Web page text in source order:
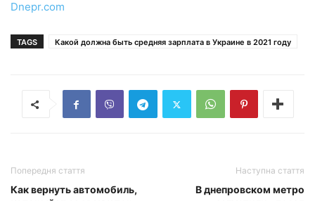
Dnepr.com
TAGS Какой должна быть средняя зарплата в Украине в 2021 году
Попередня стаття
Как вернуть автомобиль,
Наступна стаття
В днепровском метро